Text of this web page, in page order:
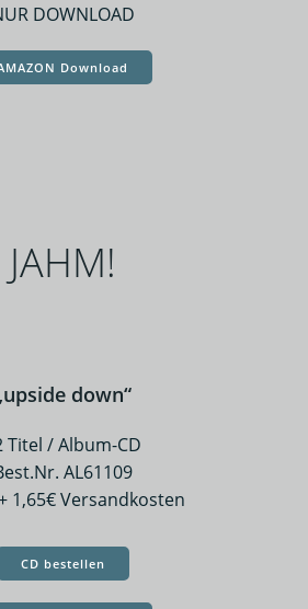
DOWNLOAD
Download
JAHM!
down“
Titel / Album-CD
AL61109
1,65€ Versandkosten
CD bestellen